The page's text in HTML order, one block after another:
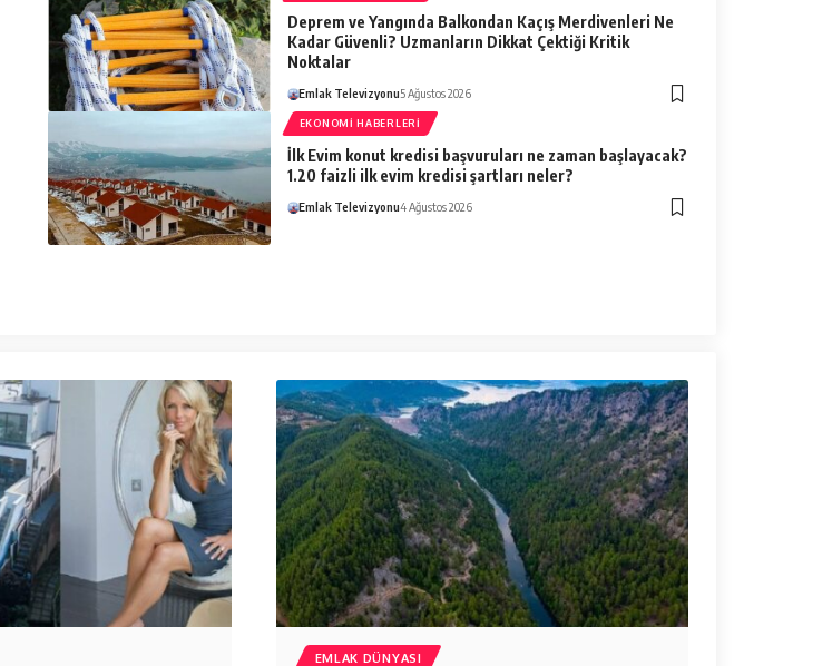
Deprem ve Yangında Balkondan Kaçış Merdivenleri Ne
Kadar Güvenli? Uzmanların Dikkat Çektiği Kritik
Noktalar
Emlak Televizyonu5 Ağustos 2026
EKONOMI HABERLERI
İlk Evim konut kredisi başvuruları ne zaman başlayacak?
1.20 faizli ilk evim kredisi şartları neler?
Emlak Televizyonu4 Ağustos 2026
EMLAK DÜNYASI